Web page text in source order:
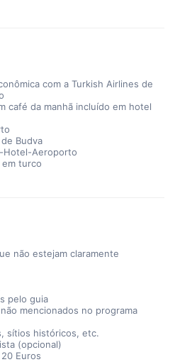
com a Turkish Airlines de
café da manhã incluído em hotel
Budva
Hotel-Aeroporto
turco
não estejam claramente
pelo guia
mencionados no programa
sítios históricos, etc.
(opcional)
Euros